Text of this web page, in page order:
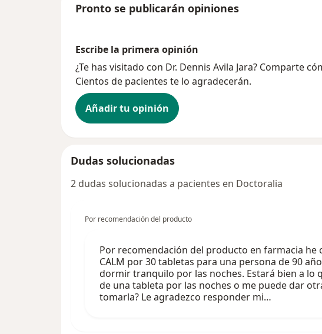
Pronto se publicarán opiniones
Escribe la primera opinión
¿Te has visitado con Dr. Dennis Avila Jara? Comparte
Cientos de pacientes te lo agradecerán.
Añadir tu opinión
Dudas solucionadas
2 dudas solucionadas a pacientes en Doctoralia
Por recomendación del producto
Por recomendación del producto en farmacia he
CALM por 30 tabletas para una persona de 90
dormir tranquilo por las noches. Estará bien a lo
de una tableta por las noches o me puede dar
tomarla? Le agradezco responder mi…